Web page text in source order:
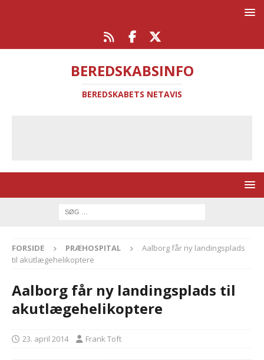
BEREDSKABSINFO
BEREDSKABETS NETAVIS
FORSIDE PRÆHOSPITAL
Aalborg får ny landingsplads
til akutlægehelikoptere
Aalborg får ny landingsplads til
akutlægehelikoptere
23. april 2014 Frank Toft